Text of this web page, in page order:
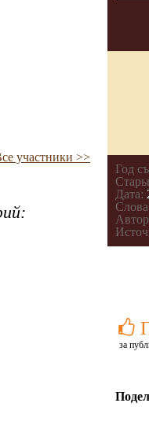
участники >>
Год
Дата:
за